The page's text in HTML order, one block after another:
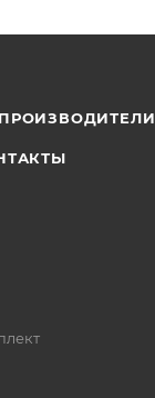
ПРОИЗВОДИТЕЛИ